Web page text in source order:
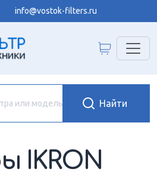
info@vostok-filters.ru
IKRON